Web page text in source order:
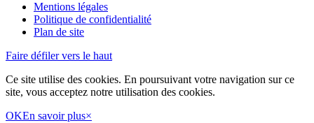
Mentions légales
Politique de confidentialité
Plan de site
Faire défiler vers le haut
Ce site utilise des cookies. En poursuivant votre navigation sur ce
site, vous acceptez notre utilisation des cookies.
OKEn savoir plus×